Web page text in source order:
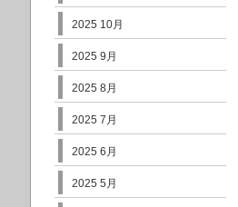
2025 10月
2025 9月
2025 8月
2025 7月
2025 6月
2025 5月